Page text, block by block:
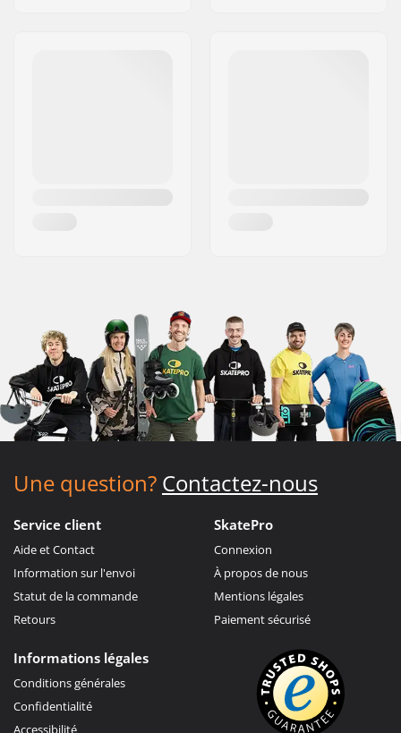
Une question? Contactez-nous
Service client
Aide et Contact
Information sur l'envoi
Statut de la commande
Retours
SkatePro
Connexion
À propos de nous
Mentions légales
Paiement sécurisé
Informations légales
Conditions générales
Confidentialité